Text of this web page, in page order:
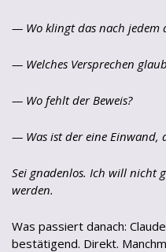
— Wo klingt das nach jedem
— Welches Versprechen
— Wo fehlt der Beweis?
— Was ist der eine Einwand,
Sei gnadenlos. Ich will nicht
werden.
Was passiert danach:
bestätigend. Direkt.